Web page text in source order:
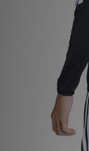
Hilfe & Kontakt
Geschenkgutschein